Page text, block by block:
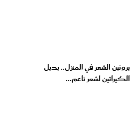
بروتين الشعر في المنزل.. بديل
الكيراتين لشعر ناعم...